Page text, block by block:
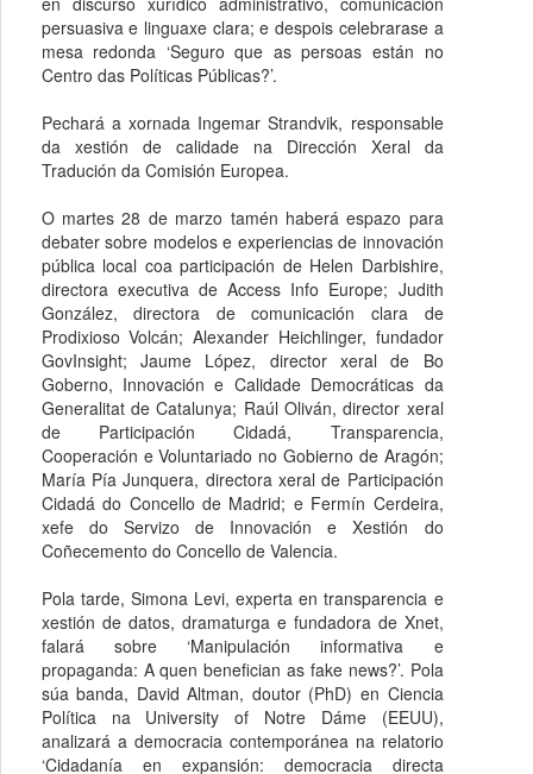
persuasiva e linguaxe clara; e despois celebrarase a
mesa redonda ‘Seguro que as persoas están no
Centro das Políticas Públicas?’.
Pechará a xornada Ingemar Strandvik, responsable
da xestión de calidade na Dirección Xeral da
Tradución da Comisión Europea.
O martes 28 de marzo tamén haberá espazo para
debater sobre modelos e experiencias de innovación
pública local coa participación de Helen Darbishire,
directora executiva de Access Info Europe; Judith
González, directora de comunicación clara de
Prodixioso Volcán; Alexander Heichlinger, fundador
GovInsight; Jaume López, director xeral de Bo
Goberno, Innovación e Calidade Democráticas da
Generalitat de Catalunya; Raúl Oliván, director xeral
de Participación Cidadá, Transparencia,
Cooperación e Voluntariado no Gobierno de Aragón;
María Pía Junquera, directora xeral de Participación
Cidadá do Concello de Madrid; e Fermín Cerdeira,
xefe do Servizo de Innovación e Xestión do
Coñecemento do Concello de Valencia.
Pola tarde, Simona Levi, experta en transparencia e
xestión de datos, dramaturga e fundadora de Xnet,
falará sobre ‘Manipulación informativa e
propaganda: A quen benefician as fake news?’. Pola
súa banda, David Altman, doutor (PhD) en Ciencia
Política na University of Notre Dáme (EEUU),
analizará a democracia contemporánea na relatorio
‘Cidadanía en expansión: democracia directa